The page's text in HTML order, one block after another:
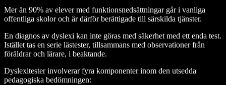
Mer än 90% av elever med funktionsnedsättningar går i vanliga
offentliga skolor och är därför berättigade till särskilda tjänster.
En diagnos av dyslexi kan inte göras med säkerhet med ett enda test.
Istället tas en serie lästester, tillsammans med observationer från
föräldrar och lärare, i beaktande.
Dyslexitester involverar fyra komponenter inom den utsedda
pedagogiska bedömningen: